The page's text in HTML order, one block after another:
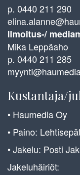
p. 0440 211 290
Ilmoitus-/
Mika Leppäaho
p. 0440 211 285
Kustantaja/
• Haumedia Oy
• Paino:
• Jakelu: Posti
Jakeluhäiriöt: